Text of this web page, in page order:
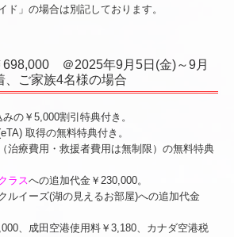
ド」の場合は別記しております。
698,000 ＠2025年9月5日(金)～9月
、ご家族4名様の場合
の￥5,000割引特典付き。
取得の無料特典付き。
治療費用・救援者費用は無制限）の無料特典
ラスへの追加代金￥230,000。
ルイーズ(湖の見えるお部屋)への追加代金
、成田空港使用料￥3,180、カナダ空港税